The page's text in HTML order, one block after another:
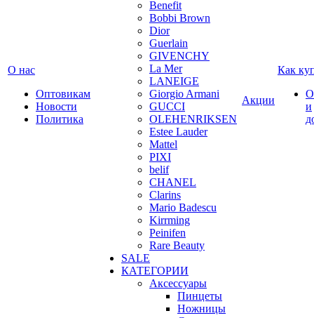
О нас
Оптовикам
Новости
Политика
Benefit
Bobbi Brown
Dior
Guerlain
GIVENCHY
La Mer
LANEIGE
Giorgio Armani
GUCCI
OLEHENRIKSEN
Estee Lauder
Mattel
PIXI
belif
CHANEL
Clarins
Mario Badescu
Kirrming
Peinifen
Rare Beauty
SALE
КАТЕГОРИИ
Аксессуары
Пинцеты
Ножницы
Акции
Как
и